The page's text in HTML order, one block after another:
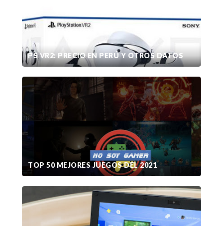
PS VR2: PRECIO EN PERÚ Y OTROS DATOS
TOP 50 MEJORES JUEGOS DEL 2021